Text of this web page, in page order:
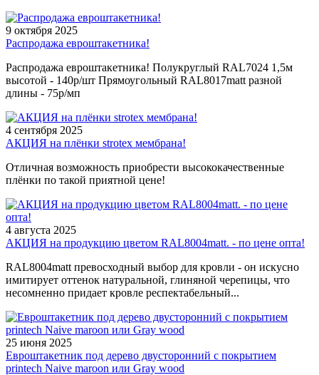
9 октября 2025
Распродажа евроштакетника!
Распродажа евроштакетника! Полукруглый RAL7024 1,5м
высотой - 140р/шт Прямоугольный RAL8017matt разной
длины - 75р/мп
4 сентября 2025
АКЦИЯ на плёнки strotex мембрана!
Отличная возможность приобрести высококачественные
плёнки по такой приятной цене!
4 августа 2025
АКЦИЯ на продукцию цветом RAL8004matt. - по цене опта!
RAL8004matt превосходный выбор для кровли - он искусно
имитирует оттенок натуральной, глиняной черепицы, что
несомненно придает кровле респектабельный...
25 июня 2025
Евроштакетник под дерево двусторонний с покрытием
printech Naive maroon или Gray wood